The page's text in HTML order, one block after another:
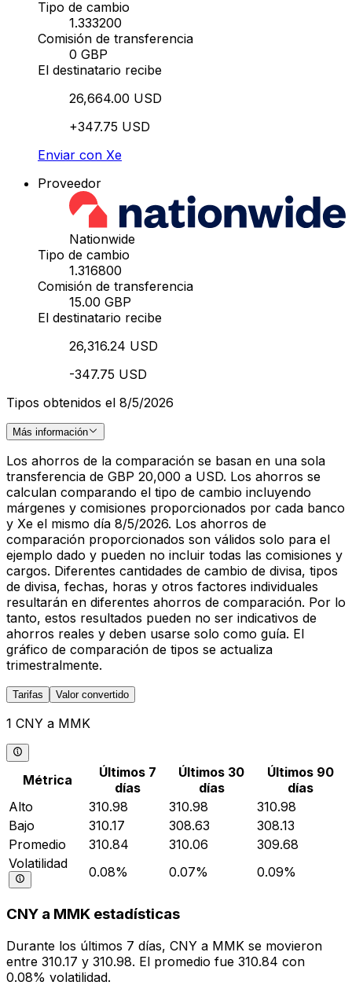
Tipo de cambio
1.333200
Comisión de transferencia
0 GBP
El destinatario recibe
26,664.00 USD
+347.75 USD
Enviar con Xe
Proveedor
Nationwide
Tipo de cambio
1.316800
Comisión de transferencia
15.00 GBP
El destinatario recibe
26,316.24 USD
-347.75 USD
Tipos obtenidos el 8/5/2026
Más información
Los ahorros de la comparación se basan en una sola
transferencia de GBP 20,000 a USD. Los ahorros se
calculan comparando el tipo de cambio incluyendo
márgenes y comisiones proporcionados por cada banco
y Xe el mismo día 8/5/2026. Los ahorros de
comparación proporcionados son válidos solo para el
ejemplo dado y pueden no incluir todas las comisiones y
cargos. Diferentes cantidades de cambio de divisa, tipos
de divisa, fechas, horas y otros factores individuales
resultarán en diferentes ahorros de comparación. Por lo
tanto, estos resultados pueden no ser indicativos de
ahorros reales y deben usarse solo como guía. El
gráfico de comparación de tipos se actualiza
trimestralmente.
Tarifas Valor convertido
1 CNY a MMK
Métrica
Últimos 7
días
Últimos 30
días
Últimos 90
días
Alto
310.98 310.98
310.98
Bajo
310.17 308.63
308.13
Promedio
310.84 310.06
309.68
Volatilidad
0.08% 0.07% 0.09%
CNY a MMK estadísticas
Durante los últimos 7 días, CNY a MMK se movieron
entre 310.17 y 310.98. El promedio fue 310.84 con
0.08% volatilidad.